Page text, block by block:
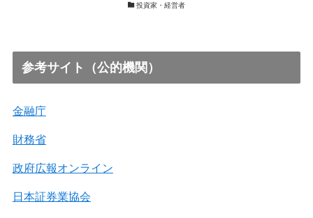
投資家・経営者
参考サイト（公的機関）
金融庁
財務省
政府広報オンライン
日本証券業協会